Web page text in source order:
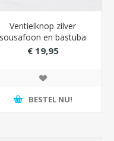
Ventielknop zilver
sousafoon en bastuba
Conn
€ 19,95
BESTEL NU!